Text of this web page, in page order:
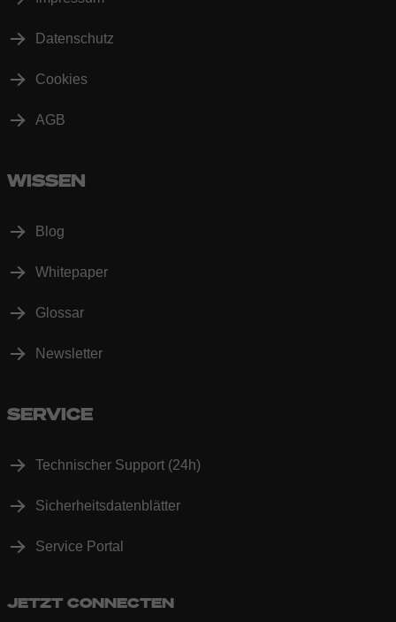
Datenschutz
Cookies
AGB
WISSEN
Blog
Whitepaper
Glossar
Newsletter
SERVICE
Technischer Support (24h)
Sicherheitsdatenblätter
Service Portal
JETZT CONNECTEN